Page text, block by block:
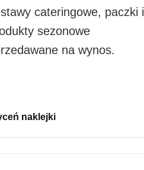
cateringowe, paczki i
sezonowe
na wynos.
naklejki